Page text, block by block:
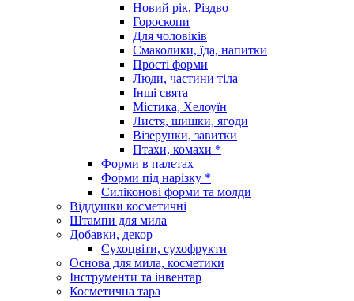
Новий рік, Різдво
Гороскопи
Для чоловіків
Смаколики, їда, напитки
Прості форми
Люди, частини тіла
Інші свята
Містика, Хелоуїн
Листя, шишки, ягоди
Візерунки, завитки
Птахи, комахи *
Форми в палетах
Форми під нарізку *
Силіконові форми та молди
Віддушки косметичні
Штампи для мила
Добавки, декор
Сухоцвіти, сухофрукти
Основа для мила, косметики
Інструменти та інвентар
Косметична тара